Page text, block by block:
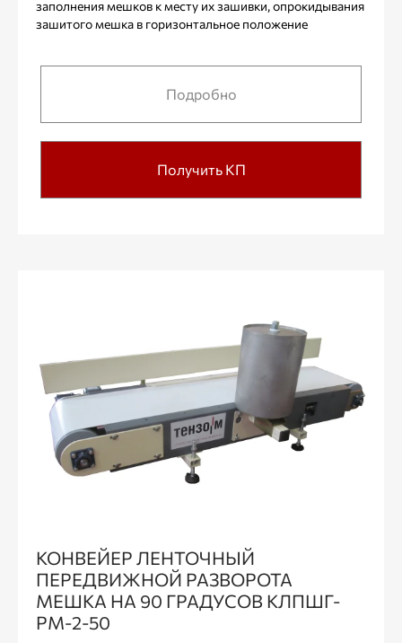
заполнения мешков к месту их зашивки, опрокидывания
зашитого мешка в горизонтальное положение
Подробно
Получить КП
КОНВЕЙЕР ЛЕНТОЧНЫЙ
ПЕРЕДВИЖНОЙ РАЗВОРОТА
МЕШКА НА 90 ГРАДУСОВ КЛПШГ-
РМ-2-50